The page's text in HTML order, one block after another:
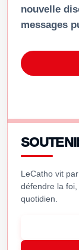
nouvelle
messages
LeCatho vit
défendre la
quotidien.